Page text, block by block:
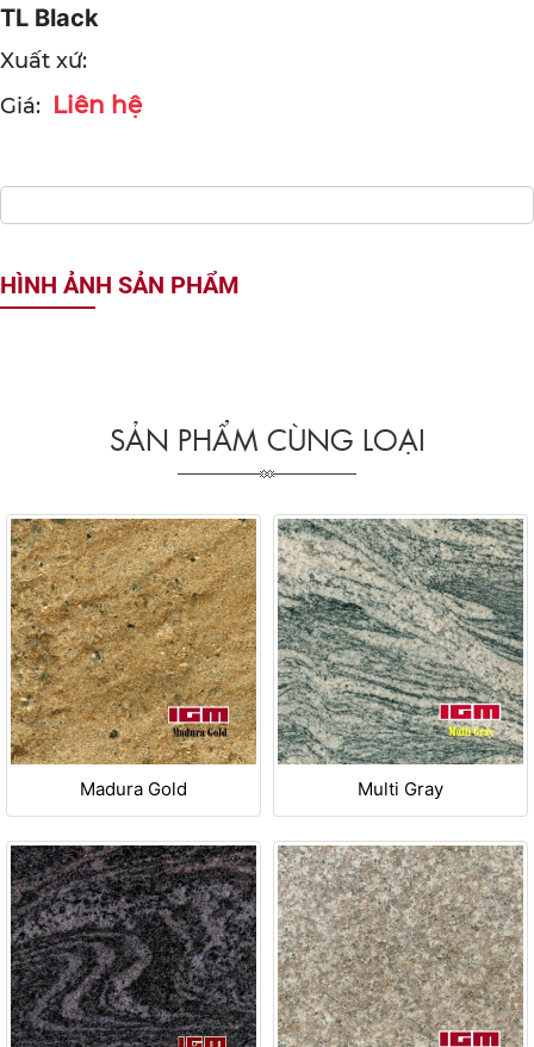
TL Black
Xuất xứ:
Giá: Liên hệ
HÌNH ẢNH SẢN PHẨM
SẢN PHẨM CÙNG LOẠI
Madura Gold Multi Gray